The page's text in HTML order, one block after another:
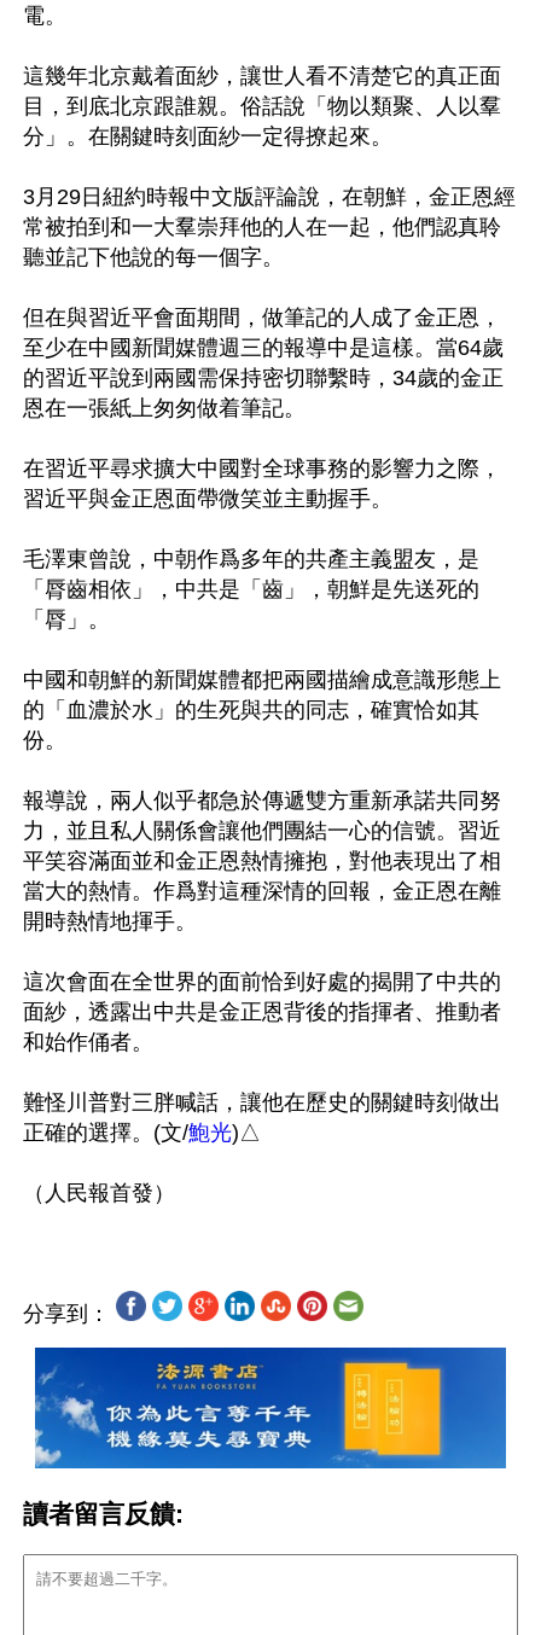
電。
這幾年北京戴着面紗，讓世人看不清楚它的真正面
目，到底北京跟誰親。俗話說「物以類聚、人以羣
分」。在關鍵時刻面紗一定得撩起來。
3月29日紐約時報中文版評論說，在朝鮮，金正恩經
常被拍到和一大羣崇拜他的人在一起，他們認真聆
聽並記下他說的每一個字。
但在與習近平會面期間，做筆記的人成了金正恩，
至少在中國新聞媒體週三的報導中是這樣。當64歲
的習近平說到兩國需保持密切聯繫時，34歲的金正
恩在一張紙上匆匆做着筆記。
在習近平尋求擴大中國對全球事務的影響力之際，
習近平與金正恩面帶微笑並主動握手。
毛澤東曾說，中朝作爲多年的共產主義盟友，是
「脣齒相依」，中共是「齒」，朝鮮是先送死的
「脣」。
中國和朝鮮的新聞媒體都把兩國描繪成意識形態上
的「血濃於水」的生死與共的同志，確實恰如其
份。
報導說，兩人似乎都急於傳遞雙方重新承諾共同努
力，並且私人關係會讓他們團結一心的信號。習近
平笑容滿面並和金正恩熱情擁抱，對他表現出了相
當大的熱情。作爲對這種深情的回報，金正恩在離
開時熱情地揮手。
這次會面在全世界的面前恰到好處的揭開了中共的
面紗，透露出中共是金正恩背後的指揮者、推動者
和始作俑者。
難怪川普對三胖喊話，讓他在歷史的關鍵時刻做出
正確的選擇。(文/鮑光)△
分享到：
讀者留言反饋: